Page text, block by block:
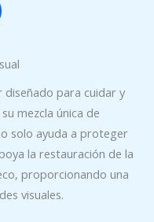
diseñado para cuidar y
mezcla única de
solo ayuda a proteger
la restauración de la
proporcionando una
visuales.